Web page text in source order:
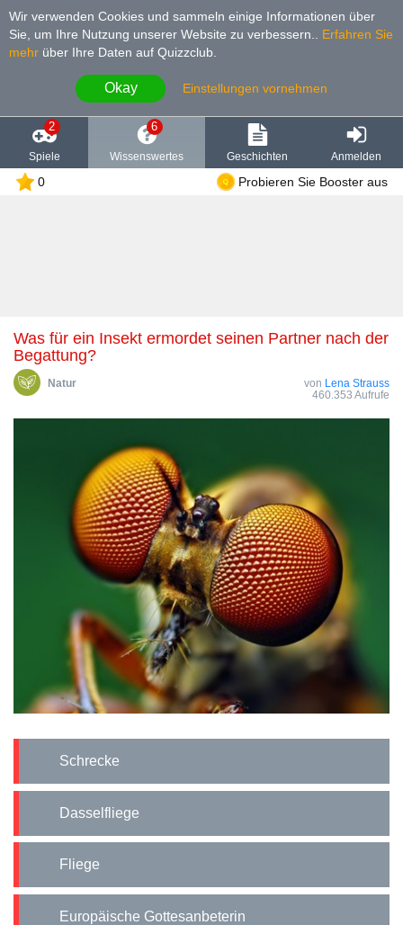
Wir verwenden Cookies und sammeln einige Informationen über
Sie, um Ihre Nutzung unserer Website zu verbessern.
Erfahren Sie
mehr über Ihre Daten auf Quizzclub.
Okay Einstellungen vornehmen
2
Spiele
6
Wissenswertes Geschichten Anmelden
0 Probieren Sie Booster aus
Was für ein Insekt ermordet seinen Partner nach der
Begattung?
Natur von Lena Strauss
460.353 Aufrufe
Schrecke
Dasselfliege
Fliege
Europäische Gottesanbeterin